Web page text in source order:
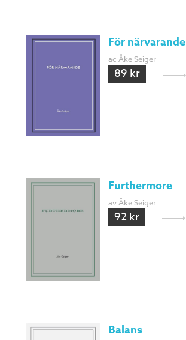
För närvarande
ac Åke Seiger
89 kr
Furthermore
av Åke Seiger
92 kr
Balans